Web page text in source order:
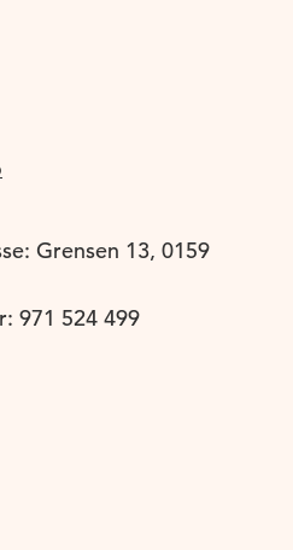
Grensen 13, 0159
971 524 499